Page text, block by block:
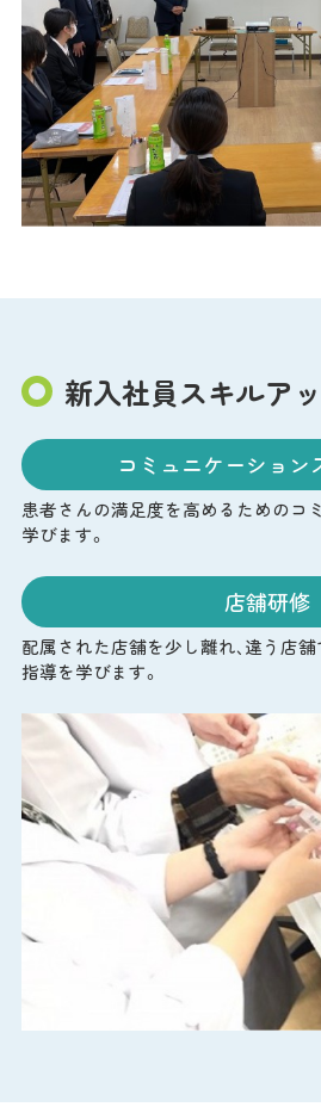
新入社員スキルア
コミュニケーション
患者さんの満足度を高めるためのコ
学びます。
店舗研修
配属された店舗を少し離れ、違う店
指導を学びます。